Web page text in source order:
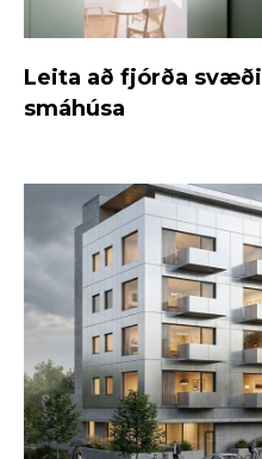
Leita að fjórða
smáhúsa